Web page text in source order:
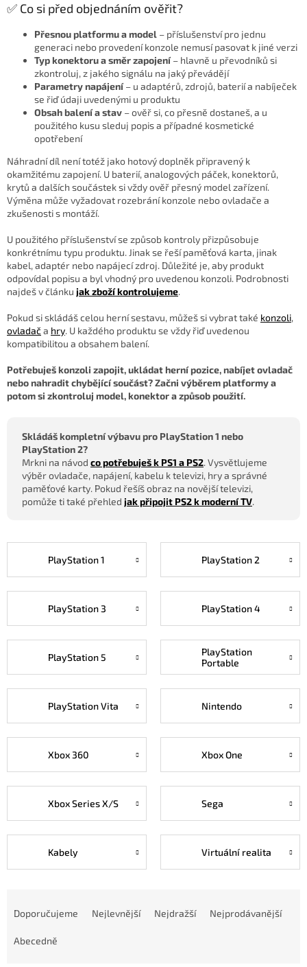
✅ Co si před objednáním ověřit?
Přesnou platformu a model – příslušenství pro jednu
generaci nebo provedení konzole nemusí pasovat k jiné verzi
Typ konektoru a směr zapojení– hlavně u převodníků si
zkontroluj, z jakého signálu na jaký převádějí
Parametry napájení– u adaptérů, zdrojů, baterií a nabíječek
se řiď údaji uvedenými u produktu
Obsah balení a stav – ověř si, co přesně dostaneš, a u
použitého kusu sleduj popis a případné kosmetické
opotřebení
Náhradní díl není totéž jako hotový doplněk připravený k
okamžitému zapojení. U baterií, analogových páček, konektorů,
krytů a dalších součástek si vždy ověř přesný model zařízení.
Výměna může vyžadovat rozebrání konzole nebo ovladače a
zkušenosti s montáží.
U použitého příslušenství se způsob kontroly přizpůsobuje
konkrétnímu typu produktu. Jinak se řeší paměťová karta, jinak
kabel, adaptér nebo napájecí zdroj. Důležité je, aby produkt
odpovídal popisu a byl vhodný pro uvedenou konzoli. Podrobnosti
najdeš v článku jak zboží kontrolujeme.
Pokud si skládáš celou herní sestavu, můžeš si vybrat také konzoli,
ovladača hry. U každého produktu se vždy řiď uvedenou
kompatibilitou a obsahem balení.
Potřebuješ konzoli zapojit, ukládat herní pozice, nabíjet ovladač
nebo nahradit chybějící součást? Začni výběrem platformy a
potom si zkontroluj model, konektor a způsob použití.
Skládáš kompletní výbavu pro PlayStation 1 nebo
PlayStation 2?
Mrkni na návod co potřebuješ k PS1 a PS2. Vysvětlujeme
výběr ovladače, napájení, kabelu k televizi, hry a správné
paměťové karty. Pokud řešíš obraz na novější televizi,
pomůže ti také přehled jak připojit PS2 k moderní TV.
PlayStation 1 PlayStation 2
PlayStation 3 PlayStation 4
PlayStation 5
PlayStation
Portable
PlayStation Vita Nintendo
Xbox 360 Xbox One
Xbox Series X/S Sega
Kabely Virtuální realita
Doporučujeme Nejlevnější Nejdražší Nejprodávanější
Abecedně